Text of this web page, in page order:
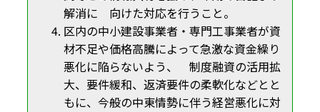
解消に 向けた対応を行うこと。
区内の中小建設事業者・専門工事業者が資
材不足や価格高騰によって急激な資金繰り
悪化に陥らないよう、 制度融資の活用拡
大、要件緩和、返済要件の柔軟化などとと
もに、今般の中東情勢に伴う経営悪化に対